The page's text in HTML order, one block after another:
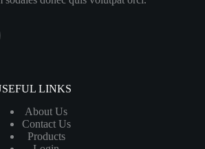
LINKS
About Us
Contact Us
Products